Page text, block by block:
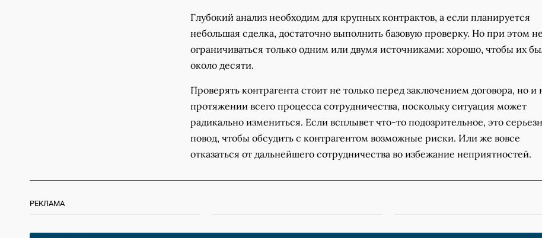
Глубокий анализ необходим для крупных контрактов, а если планируется
небольшая сделка, достаточно выполнить базовую проверку. Но при этом
ограничиваться только одним или двумя источниками: хорошо, чтобы их
около десяти.
Проверять контрагента стоит не только перед заключением договора, но и
протяжении всего процесса сотрудничества, поскольку ситуация может
радикально измениться. Если всплывет что-то подозрительное, это
повод, чтобы обсудить с контрагентом возможные риски. Или же вовсе
отказаться от дальнейшего сотрудничества во избежание неприятностей.
РЕКЛАМА